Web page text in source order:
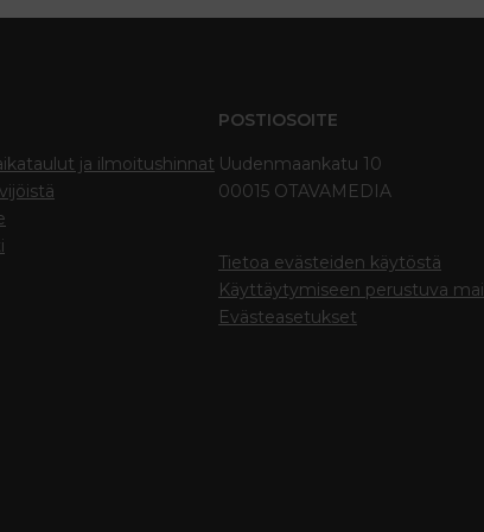
ja ilmoitushinnat
POSTIOSOITE
Uudenmaankatu 10
00015 OTAVAMEDIA
Tietoa evästeiden käytöstä
Käyttäytymiseen perustuva
Evästeasetukset